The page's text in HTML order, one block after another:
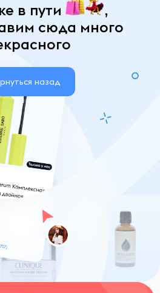
в пути
,
сюда много
назад